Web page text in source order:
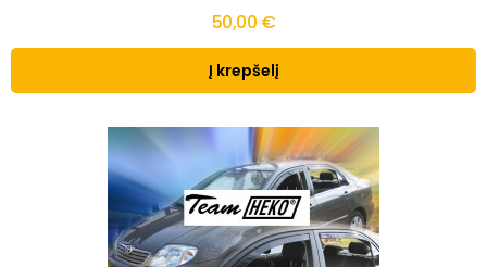
50,00 €
Į krepšelį